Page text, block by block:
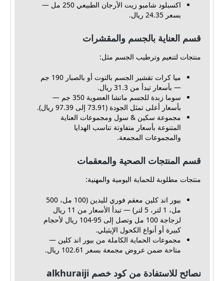
اكسبلود شامبو زيت الأرجان الطبيعي 250 مل —
بسعر 24.35 ريال.
قسم العناية بالجسم والمقشرات
منتجات لتنعيم وترطيب الجسم مثل:
ميا كرات تقشير الجسم بالتوت أو بالصبار 190 جم
— بأسعار تبدأ من 31.3 ريال.
سوما زبدة للجسم ماتشا العضوية 350 جم —
بأسعار أعلى تمثل الجودة (73.91 إلى 97.39 ريال).
مجموعة سكين & سول ومجموعات العناية
المتنوعة بأسعار متفاوتة تناسب الهدايا
والمجموعات المجمعة.
قسم المنتجات الصحية والمعقمات
منتجات مطلوبة للحماية اليومية والمهنية:
بيور اند كلين معقم فوري لليدين (100 مل، 500
مل، 1 لتر، 5 لتر) — تبدأ الأسعار من 11 ريال
لزجاجة 100 مل وتصل إلى 95-104 ريال لأحجام
كبيرة أو أنواع الكحول الإيثيلي.
مجموعات الحماية الكاملة من بيور اند كلين —
متاحة ضمن عروض مجمعة بسعر 102.61 ريال.
نصائح للاستفادة من كود خصم alkhuraiji